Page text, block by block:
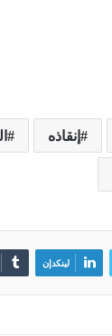
إنقاذه
لينكدإن